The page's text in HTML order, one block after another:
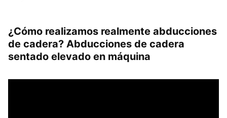
¿Cómo realizamos realmente abducciones
de cadera? Abducciones de cadera
sentado elevado en máquina